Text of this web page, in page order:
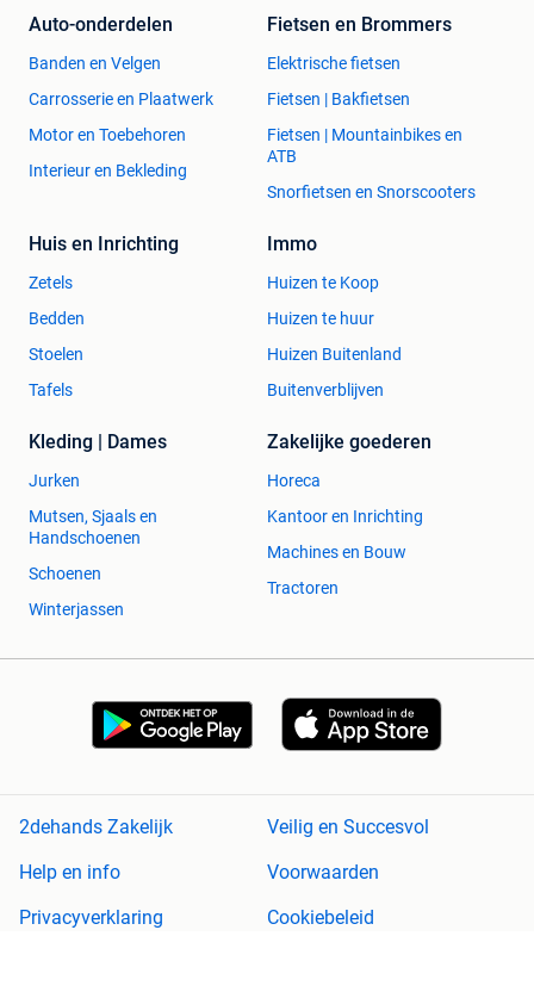
Auto-onderdelen
Banden en Velgen
Carrosserie en Plaatwerk
Motor en Toebehoren
Interieur en Bekleding
Fietsen en Brommers
Elektrische fietsen
Fietsen | Bakfietsen
Fietsen | Mountainbikes en
ATB
Snorfietsen en Snorscooters
Huis en Inrichting
Zetels
Bedden
Stoelen
Tafels
Immo
Huizen te Koop
Huizen te huur
Huizen Buitenland
Buitenverblijven
Kleding | Dames
Jurken
Mutsen, Sjaals en
Handschoenen
Schoenen
Winterjassen
Zakelijke goederen
Horeca
Kantoor en Inrichting
Machines en Bouw
Tractoren
2dehands Zakelijk
Veilig en Succesvol
Help en info
Voorwaarden
Privacyverklaring
Cookiebeleid